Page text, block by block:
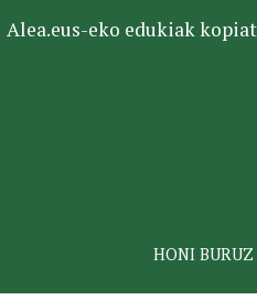
Alea.eus-eko edukiak
HONI BURUZ